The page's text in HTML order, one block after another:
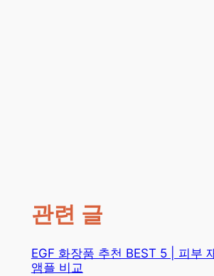
관련 글
EGF 화장품 추천 BEST 5 | 피부
앰플 비교